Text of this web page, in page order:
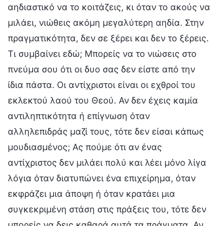
αηδιαστικό να το κοιτάζεις, κι όταν το ακούς να
μιλάει, νιώθεις ακόμη μεγαλύτερη αηδία. Στην
πραγματικότητα, δεν σε ξέρει και δεν το ξέρεις.
Τι συμβαίνει εδώ; Μπορείς να το νιώσεις στο
πνεύμα σου ότι οι δυο σας δεν είστε από την
ίδια πάστα. Οι αντίχριστοι είναι οι εχθροί του
εκλεκτού λαού του Θεού. Αν δεν έχεις καμία
αντιληπτικότητα ή επίγνωση όταν
αλληλεπιδράς μαζί τους, τότε δεν είσαι κάπως
μουδιασμένος; Ας πούμε ότι αν ένας
αντίχριστος δεν μιλάει πολύ και λέει μόνο λίγα
λόγια όταν διατυπώνει ένα επιχείρημα, όταν
εκφράζει μια άποψη ή όταν κρατάει μια
συγκεκριμένη στάση στις πράξεις του, τότε δεν